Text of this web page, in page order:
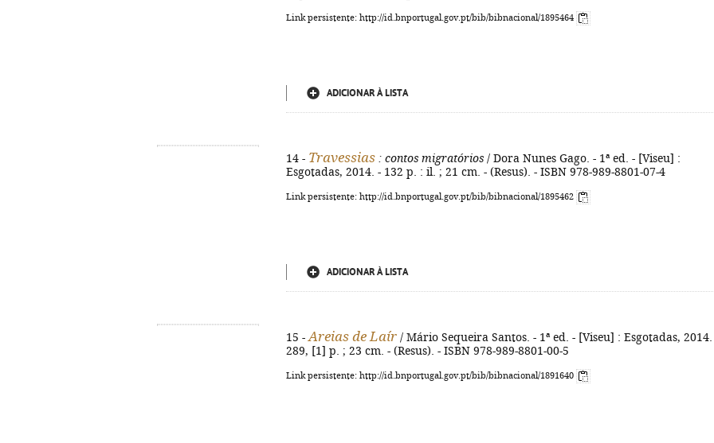
Link persistente: http://id.bnportugal.gov.pt/bib/bibnacional/1895464
ADICIONAR À LISTA
14 - Travessias : contos migratórios / Dora Nunes Gago. - 1ª ed. - [Viseu] :
Esgotadas, 2014. - 132 p. : il. ; 21 cm. - (Resus). - ISBN 978-989-8801-07-4
Link persistente: http://id.bnportugal.gov.pt/bib/bibnacional/1895462
ADICIONAR À LISTA
15 - Areias de Laír / Mário Sequeira Santos. - 1ª ed. - [Viseu] : Esgotadas, 2014.
289, [1] p. ; 23 cm. - (Resus). - ISBN 978-989-8801-00-5
Link persistente: http://id.bnportugal.gov.pt/bib/bibnacional/1891640